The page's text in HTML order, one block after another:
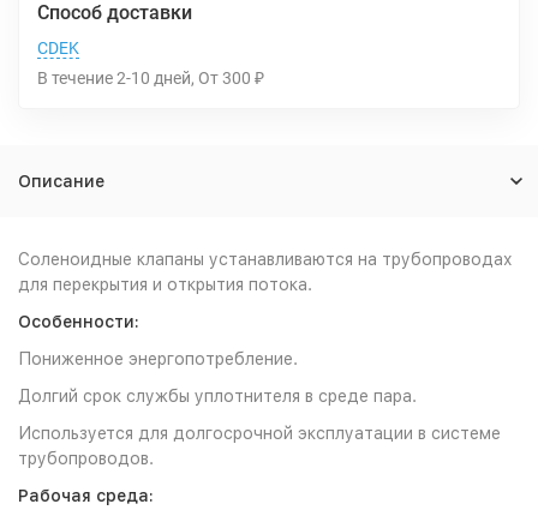
Способ доставки
CDEK
В течение2-10 дней От 300 ₽
Описание
Соленоидные клапаны устанавливаются на трубопроводах
для перекрытия и открытия потока.
Особенности:
Пониженное энергопотребление.
Долгий срок службы уплотнителя в среде пара.
Используется для долгосрочной эксплуатации в системе
трубопроводов.
Рабочая среда: